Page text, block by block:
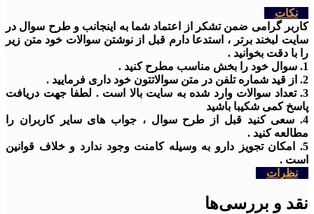
نکات
کاربر گرامی ضمن تشکر از اعتماد شما به اینجانب و طرح سوال در
سایت لبخند برتر ، استدعا دارم قبل از نوشتن سوالات خود متن زیر
را با دقت بخوانید .
1. سوال خود را بخش مناسب مطرح کنید .
2. از قید شماره تلفن در متن سوالاتتون خود داری فرمایید .
3. تعداد سوالات وارد شده به سایت بالا است . لطفا جهت دریافت
پاسخ کمی شکیبا باشید
4. سعی کنید قبل از طرح سوال ، جواب های سایر کاربران را
مطالعه کنید .
5. امکان تجویز دارو به وسیله کامنت وجود ندارد و خلاف قوانین
است .
نظرات
نقد و بررسی‌ها